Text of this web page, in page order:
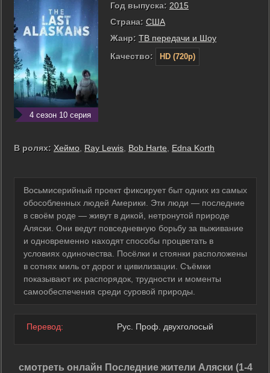
4 сезон 10 серия
Год выпуска: 2015
Страна: США
Жанр: ТВ передачи и Шоу
Качество:
HD (720p)
В ролях: Хеймо Ray Lewis Bob Harte Edna Korth
Восьмисерийный проект фиксирует быт одних из самых
обособленных людей Америки. Эти люди — последние
в своём роде — живут в дикой, нетронутой природе
Аляски. Они ведут повседневную борьбу за выживание
и одновременно находят способы процветать в
условиях одиночества. Посёлки и стоянки расположены
в сотнях миль от дорог и цивилизации. Съёмки
показывают их распорядок, трудности и моменты
самообеспечения среди суровой природы.
Перевод: Рус. Проф. двухголосый
смотреть онлайн Последние жители Аляски (1-4